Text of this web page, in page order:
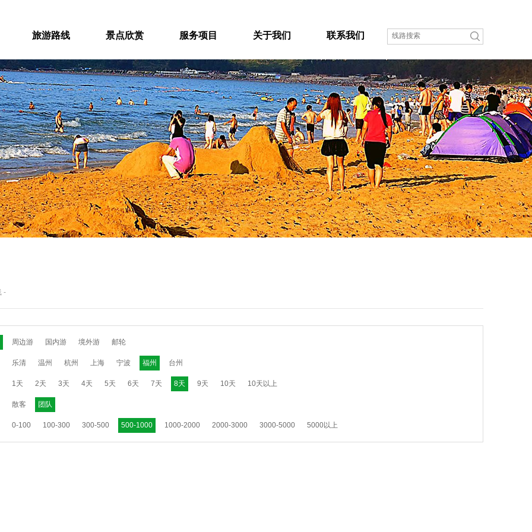
旅游路线 景点欣赏 服务项目 关于我们 联系我们
-
周边游 国内游 境外游 邮轮
乐清 温州 杭州 上海 宁波 福州 台州
1天 2天 3天 4天 5天 6天 7天 8天 9天 10天 10天以上
散客 团队
0-100 100-300 300-500 500-1000 1000-2000 2000-3000 3000-5000 5000以上